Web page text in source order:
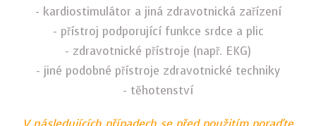
- kardiostimulátor a jiná zdravotnická zařízení
- přístroj podporující funkce srdce a plic
- zdravotnické přístroje (např. EKG)
- jiné podobné přístroje zdravotnické techniky
- těhotenství